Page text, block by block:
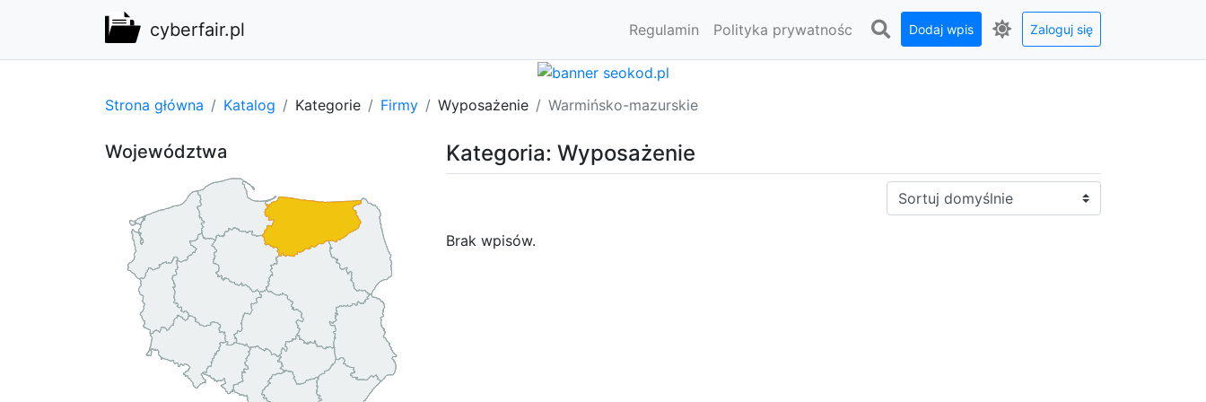
cyberfair.pl Regulamin Polityka prywatnośc Dodaj wpis Zaloguj się
Strona główna Katalog Kategorie Firmy Wyposażenie Warmińsko-mazurskie
Kategoria: Wyposażenie
Sortuj:
Brak wpisów.
Województwa